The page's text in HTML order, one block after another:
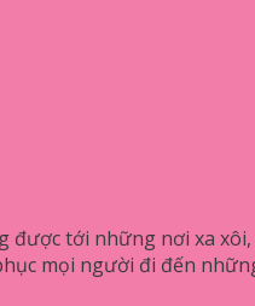
được tới những nơi xa
mọi người đi đến